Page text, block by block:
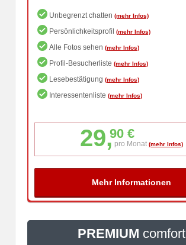
Unbegrenzt chatten
Persönlichkeitsprofil
Alle Fotos sehen
Profil-Besucherliste
Lesebestätigung
Interessentenliste
29,90 €
pro Monat
PREMIUM comfort